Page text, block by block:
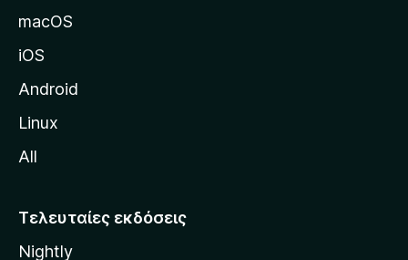
τ
η
o
i
macOS
iOS
Android
Linux
All
Τελευταίες εκδόσεις
Nightly